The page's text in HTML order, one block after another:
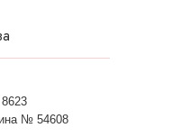
№ 54608